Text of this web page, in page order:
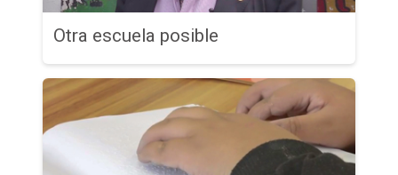
Otra escuela posible